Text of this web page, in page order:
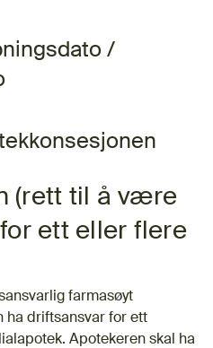
/
(rett til å være
ett eller flere
farmasøyt
ha driftsansvar for ett
Apotekeren skal ha